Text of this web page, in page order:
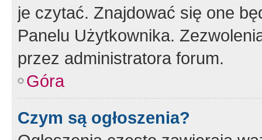
je czytać. Znajdować się one
Panelu Użytkownika.
przez administratora forum.
Góra
Czym są ogłoszenia?